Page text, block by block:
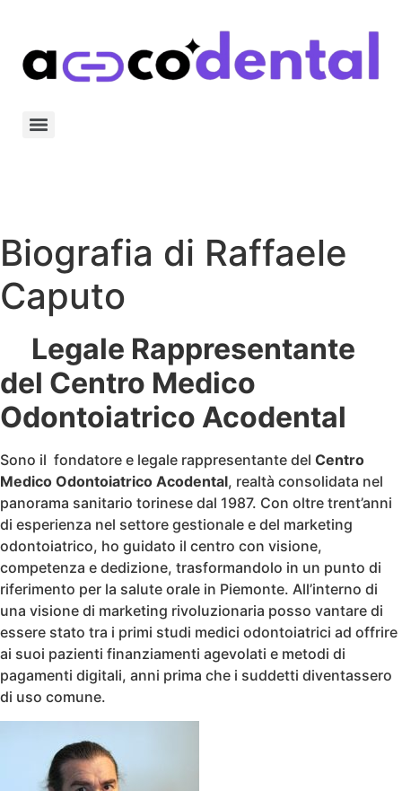
Biografia di Raffaele
Caputo
Legale Rappresentante
del Centro Medico
Odontoiatrico Acodental
Sono il fondatore e legale rappresentante del Centro
Medico Odontoiatrico Acodental, realtà consolidata nel
panorama sanitario torinese dal 1987. Con oltre trent’anni
di esperienza nel settore gestionale e del marketing
odontoiatrico, ho guidato il centro con visione,
competenza e dedizione, trasformandolo in un punto di
riferimento per la salute orale in Piemonte. All’interno di
una visione di marketing rivoluzionaria posso vantare di
essere stato tra i primi studi medici odontoiatrici ad offrire
ai suoi pazienti finanziamenti agevolati e metodi di
pagamenti digitali, anni prima che i suddetti diventassero
di uso comune.